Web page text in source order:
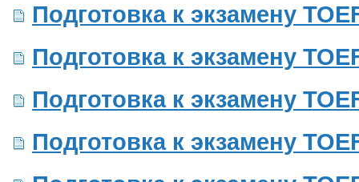
Подготовка к экзамену
Подготовка к экзамену
Подготовка к экзамену
Подготовка к экзамену